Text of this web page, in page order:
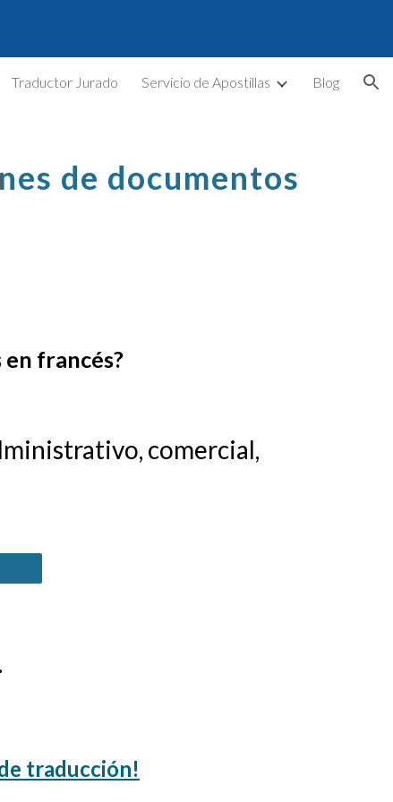
Traductor Jurado Servicio de Apostillas Blog
de documentos
en francés?
comercial,
traducción!